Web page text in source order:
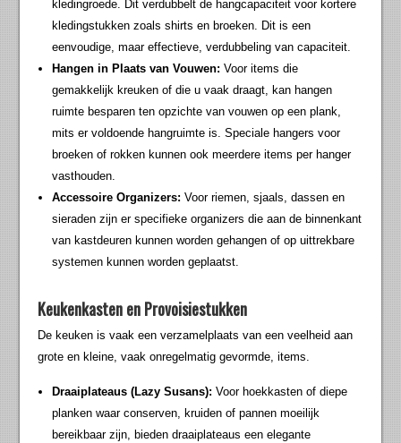
kledingroede. Dit verdubbelt de hangcapaciteit voor kortere
kledingstukken zoals shirts en broeken. Dit is een
eenvoudige, maar effectieve, verdubbeling van capaciteit.
Hangen in Plaats van Vouwen: Voor items die
gemakkelijk kreuken of die u vaak draagt, kan hangen
ruimte besparen ten opzichte van vouwen op een plank,
mits er voldoende hangruimte is. Speciale hangers voor
broeken of rokken kunnen ook meerdere items per hanger
vasthouden.
Accessoire Organizers: Voor riemen, sjaals, dassen en
sieraden zijn er specifieke organizers die aan de binnenkant
van kastdeuren kunnen worden gehangen of op uittrekbare
systemen kunnen worden geplaatst.
Keukenkasten en Provoisiestukken
De keuken is vaak een verzamelplaats van een veelheid aan
grote en kleine, vaak onregelmatig gevormde, items.
Draaiplateaus (Lazy Susans): Voor hoekkasten of diepe
planken waar conserven, kruiden of pannen moeilijk
bereikbaar zijn, bieden draaiplateaus een elegante